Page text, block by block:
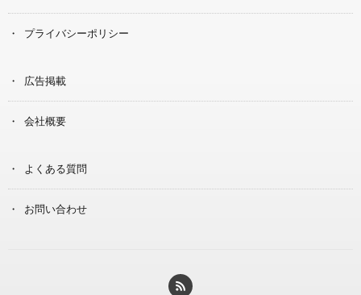
プライバシーポリシー
広告掲載
会社概要
よくある質問
お問い合わせ